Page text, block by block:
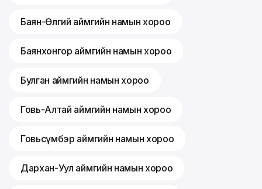
Баян-Өлгий аймгийн намын хороо
Баянхонгор аймгийн намын хороо
Булган аймгийн намын хороо
Говь-Алтай аймгийн намын хороо
Говьсүмбэр аймгийн намын хороо
Дархан-Уул аймгийн намын хороо